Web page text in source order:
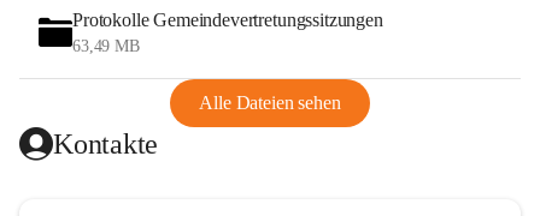
Protokolle Gemeindevertretungssitzungen
63,49 MB
Alle Dateien sehen
Kontakte